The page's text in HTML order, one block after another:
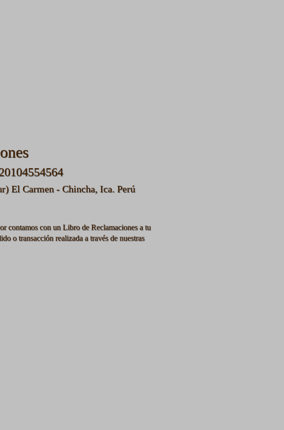
El Carmen - Chincha, Ica. Perú
contamos con un Libro de Reclamaciones a tu
o transacción realizada a través de nuestras